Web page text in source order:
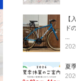
【
ド
...
夏